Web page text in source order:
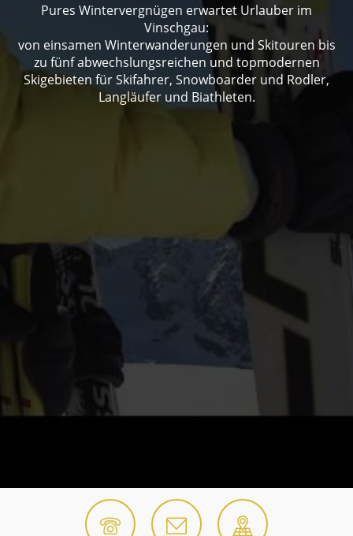
Pures Wintervergnügen erwartet Urlauber im
Vinschgau:
von einsamen Winterwanderungen und Skitouren bis
zu fünf abwechslungsreichen und topmodernen
Skigebieten für Skifahrer, Snowboarder und Rodler,
Langläufer und Biathleten.